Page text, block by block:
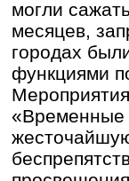
могли
месяцев,
городах
функциями
«Временные